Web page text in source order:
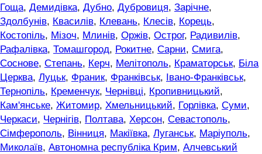
Гоща, Демидівка, Дубно, Дубровиця, Зарічне,
Здолбунів, Квасилів, Клевань, Клесів, Корець,
Костопіль, Мізоч, Млинів, Оржів, Острог, Радивилів,
Рафалівка, Томашгород, Рокитне, Сарни, Смига,
Соснове, Степань, Керч, Мелітополь, Краматорськ, Біла
Церква, Луцьк, Франик, Франківськ, Івано-Франківськ,
Тернопіль, Кременчук, Чернівці, Кропивницький,
Кам'янське, Житомир, Хмельницький, Горлівка, Суми,
Черкаси, Чернігів, Полтава, Херсон, Севастополь,
Сімферополь, Вінниця, Макіївка, Луганськ, Маріуполь,
Миколаїв, Автономна республіка Крим, Алчевський